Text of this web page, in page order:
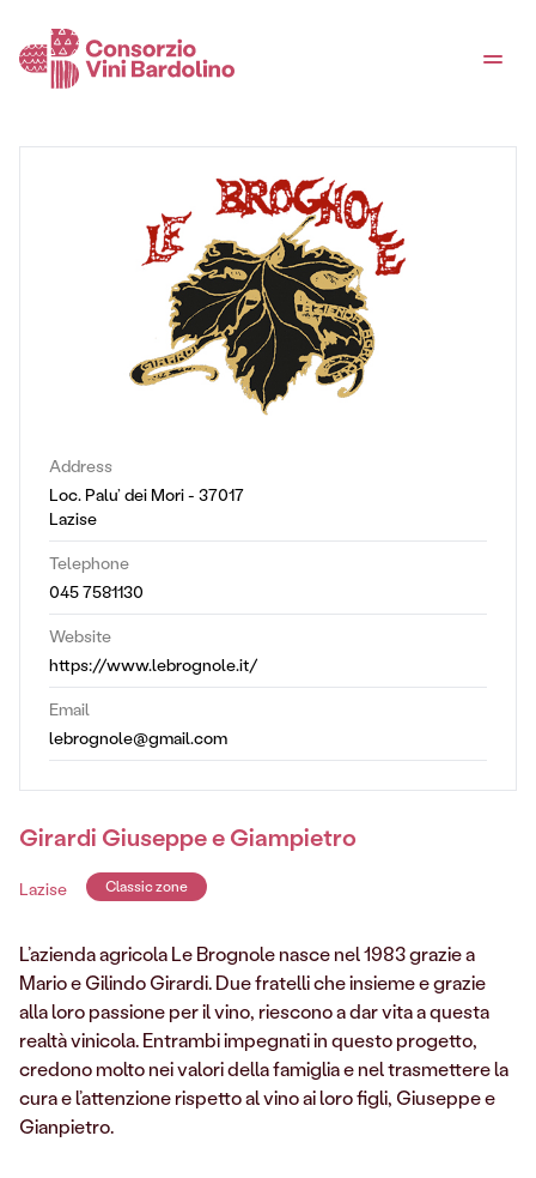
Address
Loc. Palu’ dei Mori - 37017
Lazise
Telephone
045 7581130
Website
https://www.lebrognole.it/
Email
lebrognole@gmail.com
Girardi Giuseppe e Giampietro
Lazise Classic zone
L’azienda agricola Le Brognole nasce nel 1983 grazie a
Mario e Gilindo Girardi. Due fratelli che insieme e grazie
alla loro passione per il vino, riescono a dar vita a questa
realtà vinicola. Entrambi impegnati in questo progetto,
credono molto nei valori della famiglia e nel trasmettere la
cura e l’attenzione rispetto al vino ai loro figli, Giuseppe e
Gianpietro.